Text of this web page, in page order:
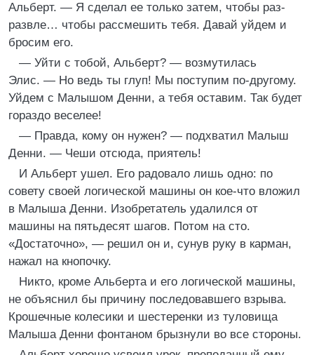
Альберт. — Я сделал ее только затем, чтобы раз-
развле… чтобы рассмешить тебя. Давай уйдем и
бросим его.
— Уйти с тобой, Альберт? — возмутилась
Элис. — Но ведь ты глуп! Мы поступим по-другому.
Уйдем с Малышом Денни, а тебя оставим. Так будет
гораздо веселее!
— Правда, кому он нужен? — подхватил Малыш
Денни. — Чеши отсюда, приятель!
И Альберт ушел. Его радовало лишь одно: по
совету своей логической машины он кое-что вложил
в Малыша Денни. Изобретатель удалился от
машины на пятьдесят шагов. Потом на сто.
«Достаточно», — решил он и, сунув руку в карман,
нажал на кнопочку.
Никто, кроме Альберта и его логической машины,
не объяснил бы причину последовавшего взрыва.
Крошечные колесики и шестеренки из туловища
Малыша Денни фонтаном брызнули во все стороны.